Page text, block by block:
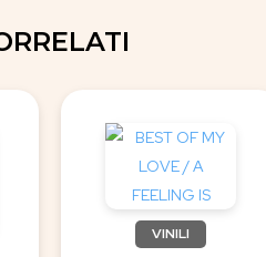
VINILI